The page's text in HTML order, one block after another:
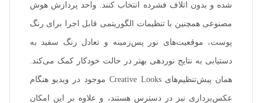
شده و بدون اتلاف فشرده انتخاب کنند. واحد پردازش هوش
مصنوعی همچنین با تنظیمات الگوریتمی قابل اجرا برای رنگ
پوست، موقعیت‌های نور پس‌زمینه و تعادل رنگ سفید به
دستیابی به نتایج نوردهی بهتر در حالت خودکار کمک می‌کند.
همان پیش‌تنظیم‌های Creative Looks موجود در ویدیو هنگام
عکس‌برداری نیز در دسترس هستند، و علاوه بر این امکان